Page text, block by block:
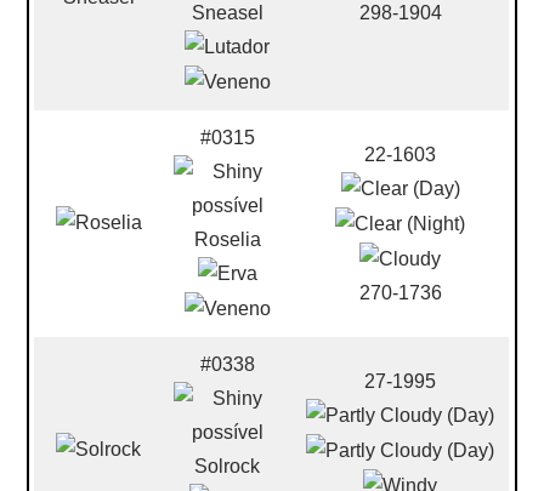
Sneasel
298-1904
#0315
Roselia
22-1603
270-1736
#0338
Solrock
27-1995